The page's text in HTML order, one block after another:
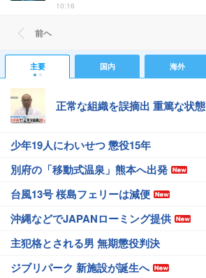
10:16
前ヘ
主要 国内 海外
正常な組織を誤摘出 重篤な状態
少年19人にわいせつ 懲役15年
別府の「移動式温泉」熊本へ出発
台風13号 桜島フェリーは減便
沖縄などでJAPANローミング提供
主犯格とされる男 無期懲役判決
ジブリパーク 新施設が誕生へ